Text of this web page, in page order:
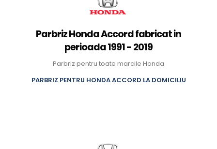
Parbriz Honda Accord fabricat in
perioada 1991 - 2019
Parbriz pentru toate marcile Honda
PARBRIZ PENTRU HONDA ACCORD LA DOMICILIU